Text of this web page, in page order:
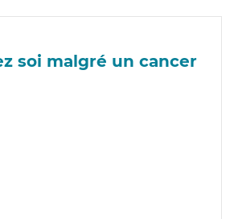
soi malgré un cancer